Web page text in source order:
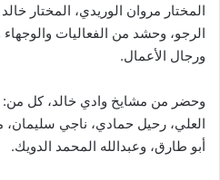
المختار مروان الوريدي، المختار
الرجو، وحشد من الفعاليات
ورجال الأعمال.
وحضر من مشايخ وادي خالد، كل من:
العلي، رحيل حمادي، ناجي
أبو طارق، وعبدالله المحمد الدويك.